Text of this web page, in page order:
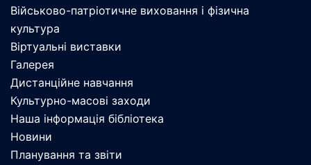
Військово-патріотичне виховання і фізична
культура
Віртуальні виставки
Галерея
Дистанційне навчання
Культурно-масові заходи
Наша інформація бібліотека
Новини
Планування та звіти